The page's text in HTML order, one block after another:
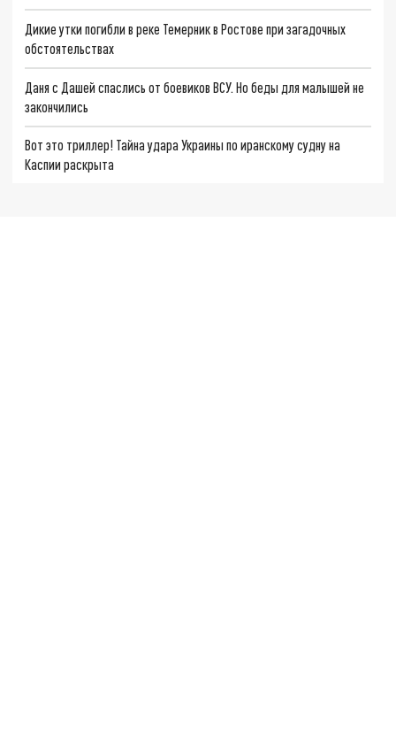
Дикие утки погибли в реке Темерник в Ростове при загадочных
обстоятельствах
Даня с Дашей спаслись от боевиков ВСУ. Но беды для малышей не
закончились
Вот это триллер! Тайна удара Украины по иранскому судну на
Каспии раскрыта